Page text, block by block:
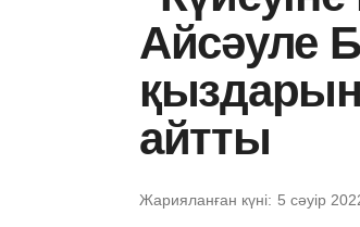
Айсәуле
айтты
Жарияланған күні: 5 сәуір